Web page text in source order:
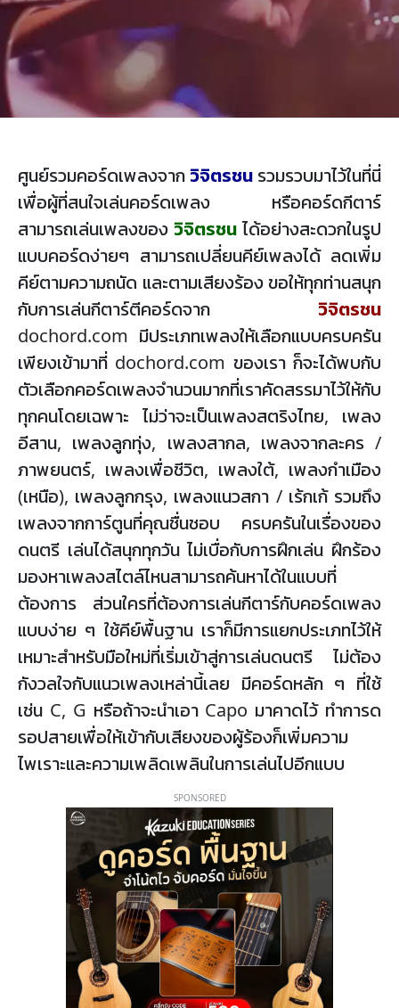
ศูนย์รวมคอร์ดเพลงจากวิจิตรชน รวมรวบมาไว้ในที่นี่
เพื่อผู้ที่สนใจเล่นคอร์ดเพลง หรือคอร์ดกีตาร์
สามารถเล่นเพลงของ วิจิตรชน ได้อย่างสะดวกในรูป
แบบคอร์ดง่ายๆ สามารถเปลี่ยนคีย์เพลงได้ ลดเพิ่ม
คีย์ตามความถนัด และตามเสียงร้อง ขอให้ทุกท่านสนุก
กับการเล่นกีตาร์ตีคอร์ดจาก วิจิตรชน
dochord.com มีประเภทเพลงให้เลือกแบบครบครัน
เพียงเข้ามาที่ dochord.com ของเรา ก็จะได้พบกับ
ตัวเลือกคอร์ดเพลงจำนวนมากที่เราคัดสรรมาไว้ให้กับ
ทุกคนโดยเฉพาะ ไม่ว่าจะเป็นเพลงสตริงไทย, เพลง
อีสาน, เพลงลูกทุ่ง, เพลงสากล, เพลงจากละคร /
ภาพยนตร์, เพลงเพื่อชีวิต, เพลงใต้, เพลงกำเมือง
(เหนือ), เพลงลูกกรุง, เพลงแนวสกา / เร้กเก้ รวมถึง
เพลงจากการ์ตูนที่คุณชื่นชอบ ครบครันในเรื่องของ
ดนตรี เล่นได้สนุกทุกวัน ไม่เบื่อกับการฝึกเล่น ฝึกร้อง
มองหาเพลงสไตล์ไหนสามารถค้นหาได้ในแบบที่
ต้องการ ส่วนใครที่ต้องการเล่นกีตาร์กับคอร์ดเพลง
แบบง่าย ๆ ใช้คีย์พื้นฐาน เราก็มีการแยกประเภทไว้ให้
เหมาะสำหรับมือใหม่ที่เริ่มเข้าสู่การเล่นดนตรี ไม่ต้อง
กังวลใจกับแนวเพลงเหล่านี้เลย มีคอร์ดหลัก ๆ ที่ใช้
เช่น C, G หรือถ้าจะนำเอา Capo มาคาดไว้ ทำการด
รอปสายเพื่อให้เข้ากับเสียงของผู้ร้องก็เพิ่มความ
ไพเราะและความเพลิดเพลินในการเล่นไปอีกแบบ
SPONSORED